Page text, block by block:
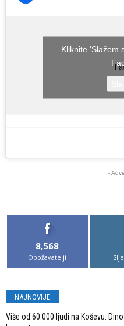
Kliknite 'Slažem
-
8,568
Obožavatelji
NAJNOVIJE
Više od 60.000 ljudi na Koševu: